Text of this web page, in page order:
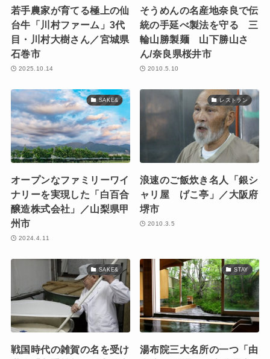
若手農家が育てる極上の仙
台牛「川村ファーム」3代
目・川村大樹さん／宮城県
石巻市
2025.10.14
そうめんの名産地奈良で伝
統の手延べ製法を守る 三
輪山勝製麺 山下勝山さ
ん/奈良県桜井市
2010.5.10
SAKE&
オープンなファミリーワイ
ナリーを実現した「白百合
醸造株式会社」／山梨県甲
州市
2024.4.11
レストラン
浪速のご飯炊き名人「銀シ
ャリ屋 げこ亭」／大阪府
堺市
2010.3.5
SAKE&
戦国時代の雑賀の名を受け
STAY
湯布院三大名所の一つ「由